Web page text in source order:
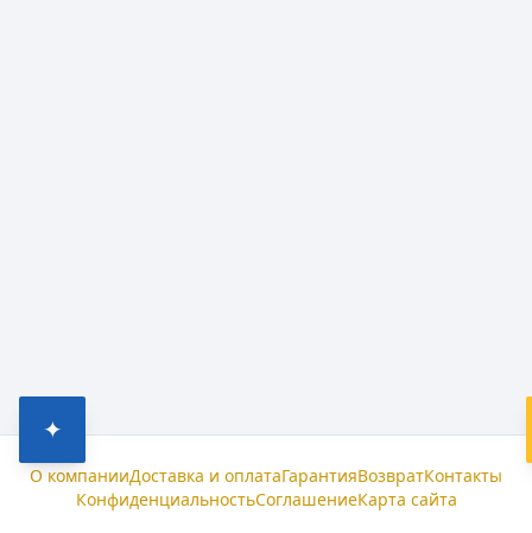
✦
О компанииДоставка и оплатаГарантияВозвратКонтакты
КонфиденциальностьСоглашениеКарта сайта